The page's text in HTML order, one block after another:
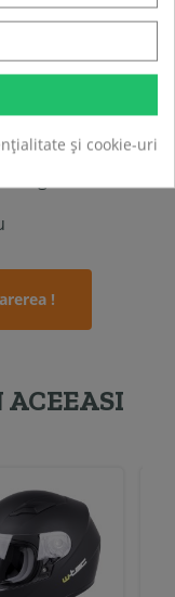
sticla
!
ACEEASI
și cookie-uri